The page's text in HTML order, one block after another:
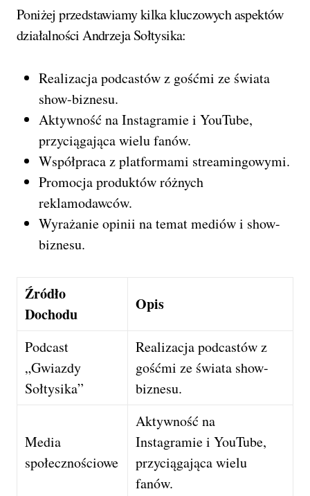
Poniżej przedstawiamy kilka kluczowych aspektów
działalności Andrzeja Sołtysika:
Realizacja podcastów z gośćmi ze świata
show-biznesu.
Aktywność na Instagramie i YouTube,
przyciągająca wielu fanów.
Współpraca z platformami streamingowymi.
Promocja produktów różnych
reklamodawców.
Wyrażanie opinii na temat mediów i show-
biznesu.
Źródło
Dochodu
Opis
Podcast
„Gwiazdy
Sołtysika”
Realizacja podcastów z
gośćmi ze świata show-
biznesu.
Media
społecznościowe
Aktywność na
Instagramie i YouTube,
przyciągająca wielu
fanów.